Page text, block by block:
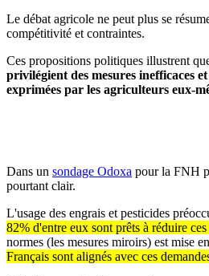
Le débat agricole ne peut plus se
compétitivité et contraintes.
Ces propositions politiques illustrent
privilégient des mesures inefficaces
exprimées par les agriculteurs eux-
Dans un sondage Odoxa pour la FNH
pourtant clair.
L'usage des engrais et pesticides
82% d'entre eux sont prêts à réduire
normes (les mesures miroirs) est mise
Français sont alignés avec ces